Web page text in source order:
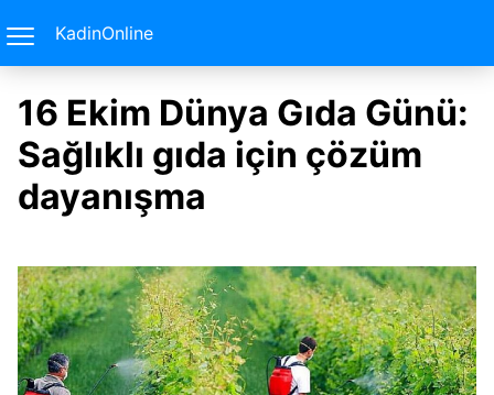
KadinOnline
16 Ekim Dünya Gıda Günü:
Sağlıklı gıda için çözüm
dayanışma